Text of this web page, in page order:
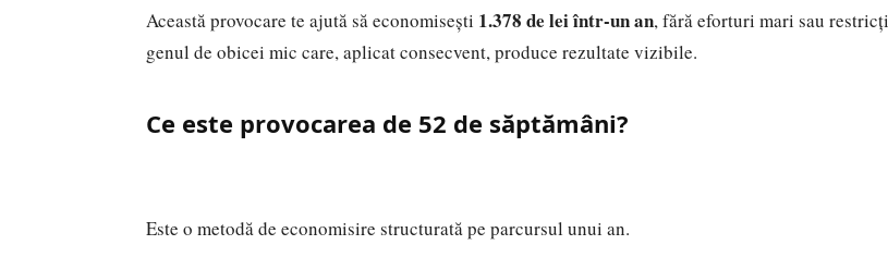
Această provocare te ajută să economisești 1.378 de lei într-un an, fără eforturi mari sau
genul de obicei mic care, aplicat consecvent, produce rezultate vizibile.
Ce este provocarea de 52 de săptămâni?
Este o metodă de economisire structurată pe parcursul unui an.